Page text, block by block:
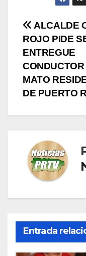
de
ALCALDE
ROJO PIDE
ENTREGUE
CONDUCTOR
MATO
DE PUERTO
Entrada